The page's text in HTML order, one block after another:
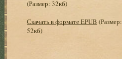
(Размер: 32кб)
Скачать в формате EPUB (Размер:
52кб)